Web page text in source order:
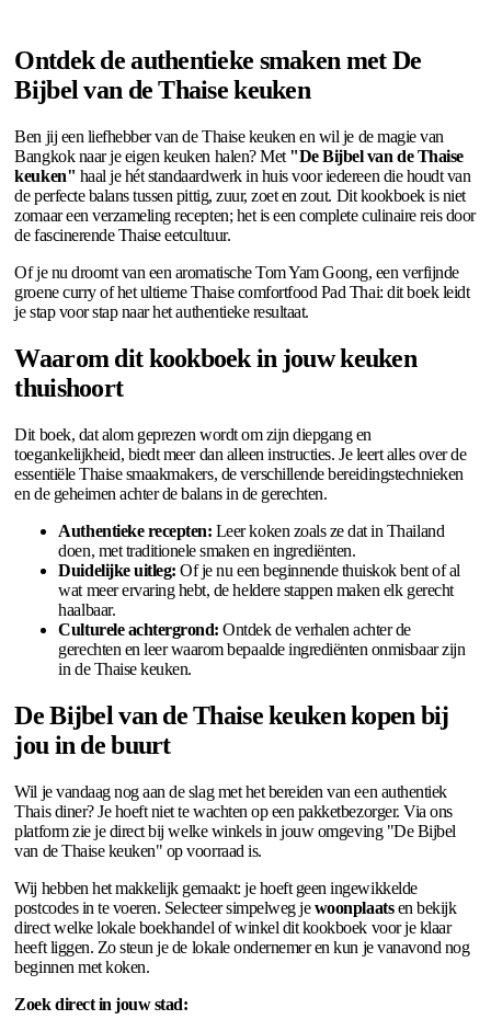
Ontdek de authentieke smaken met De
Bijbel van de Thaise keuken
Ben jij een liefhebber van de Thaise keuken en wil je de magie van
Bangkok naar je eigen keuken halen? Met "De Bijbel van de Thaise
keuken" haal je hét standaardwerk in huis voor iedereen die houdt van
de perfecte balans tussen pittig, zuur, zoet en zout. Dit kookboek is niet
zomaar een verzameling recepten; het is een complete culinaire reis door
de fascinerende Thaise eetcultuur.
Of je nu droomt van een aromatische Tom Yam Goong, een verfijnde
groene curry of het ultieme Thaise comfortfood Pad Thai: dit boek leidt
je stap voor stap naar het authentieke resultaat.
Waarom dit kookboek in jouw keuken
thuishoort
Dit boek, dat alom geprezen wordt om zijn diepgang en
toegankelijkheid, biedt meer dan alleen instructies. Je leert alles over de
essentiële Thaise smaakmakers, de verschillende bereidingstechnieken
en de geheimen achter de balans in de gerechten.
Authentieke recepten: Leer koken zoals ze dat in Thailand
doen, met traditionele smaken en ingrediënten.
Duidelijke uitleg: Of je nu een beginnende thuiskok bent of al
wat meer ervaring hebt, de heldere stappen maken elk gerecht
haalbaar.
Culturele achtergrond: Ontdek de verhalen achter de
gerechten en leer waarom bepaalde ingrediënten onmisbaar zijn
in de Thaise keuken.
De Bijbel van de Thaise keuken kopen bij
jou in de buurt
Wil je vandaag nog aan de slag met het bereiden van een authentiek
Thais diner? Je hoeft niet te wachten op een pakketbezorger. Via ons
platform zie je direct bij welke winkels in jouw omgeving "De Bijbel
van de Thaise keuken" op voorraad is.
Wij hebben het makkelijk gemaakt: je hoeft geen ingewikkelde
postcodes in te voeren. Selecteer simpelweg jewoonplaatsen bekijk
direct welke lokale boekhandel of winkel dit kookboek voor je klaar
heeft liggen. Zo steun je de lokale ondernemer en kun je vanavond nog
beginnen met koken.
Zoek direct in jouw stad: